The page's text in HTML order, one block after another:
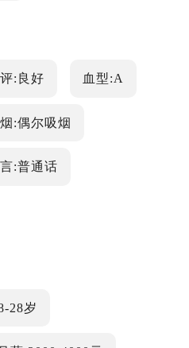
:良好 血型:A
:偶尔吸烟
:普通话
28岁